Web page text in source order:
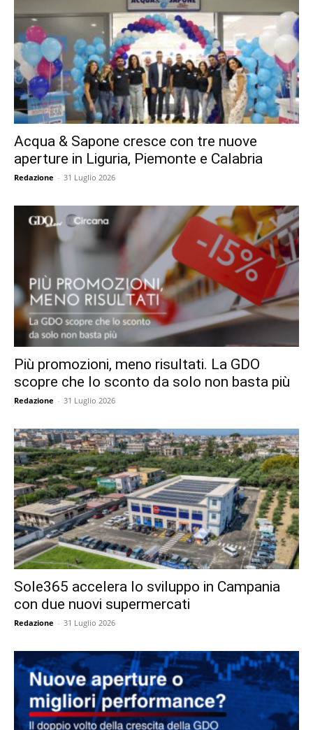
Acqua & Sapone cresce con tre nuove
aperture in Liguria, Piemonte e Calabria
Redazione - 31 Luglio 2026
Più promozioni, meno risultati. La GDO
scopre che lo sconto da solo non basta più
Redazione - 31 Luglio 2026
Sole365 accelera lo sviluppo in Campania
con due nuovi supermercati
Redazione - 31 Luglio 2026